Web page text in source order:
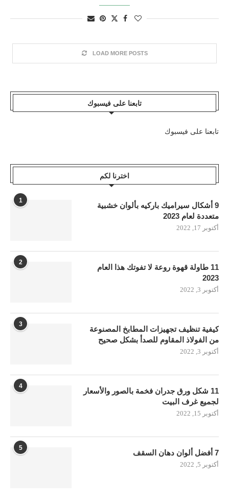
LOAD MORE POSTS
تابعنا على فيسبوك
تابعنا على فيسبوك
اخترنا لكم
1
9 أشكال سيراميك باركيه بألوان خشبية
متعددة لعام 2023
أكتوبر 17, 2022
2
11 طاولة قهوة روعة لا تفوتك هذا العام
2023
أكتوبر 3, 2022
3
كيفية تنظيف تجهيزات المطابخ المصنوعة
من الفولاذ المقاوم للصدأ بشكل صحيح
أكتوبر 3, 2022
4
11 شكل ورق جدران فخمة بالصور والأسعار
لجميع غرف البيت
أكتوبر 15, 2022
5
7 أفضل ألوان دهان السقف
أكتوبر 5, 2022